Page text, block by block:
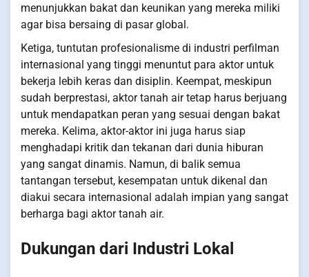
menunjukkan bakat dan keunikan yang mereka miliki
agar bisa bersaing di pasar global.
Ketiga, tuntutan profesionalisme di industri perfilman
internasional yang tinggi menuntut para aktor untuk
bekerja lebih keras dan disiplin. Keempat, meskipun
sudah berprestasi, aktor tanah air tetap harus berjuang
untuk mendapatkan peran yang sesuai dengan bakat
mereka. Kelima, aktor-aktor ini juga harus siap
menghadapi kritik dan tekanan dari dunia hiburan
yang sangat dinamis. Namun, di balik semua
tantangan tersebut, kesempatan untuk dikenal dan
diakui secara internasional adalah impian yang sangat
berharga bagi aktor tanah air.
Dukungan dari Industri Lokal